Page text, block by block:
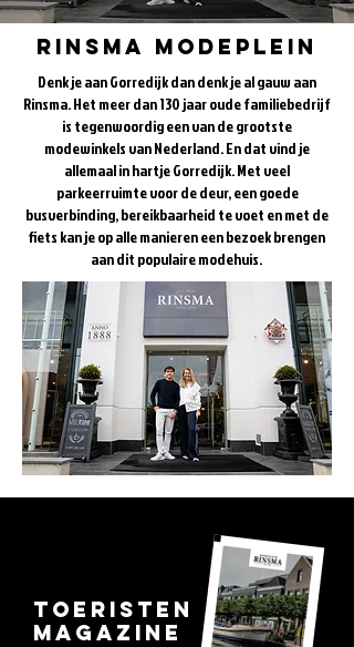
Rinsma Modeplein
Denk je aan Gorredijk dan denk je al gauw aan
Rinsma. Het meer dan 130 jaar oude familiebedrijf
is tegenwoordig een van de grootste
modewinkels van Nederland. En dat vind je
allemaal in hartje Gorredijk. Met veel
parkeerruimte voor de deur, een goede
busverbinding, bereikbaarheid te voet en met de
fiets kan je op alle manieren een bezoek brengen
aan dit populaire modehuis.
Toeristen
magazine